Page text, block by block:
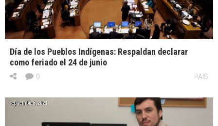
Día de los Pueblos Indígenas: Respaldan declarar
como feriado el 24 de junio
PAÍS
0
septiembre 3, 2021